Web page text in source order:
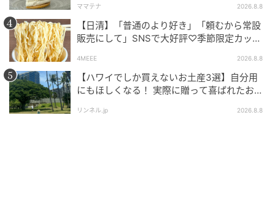
「Kaikadoチーズケーキセット」1950円〜
オープン当初からの「Kaikado チーズケーキ」は、那
ママテナ 2026.8.8
【日清】「普通のより好き」「頼むから常設
販売にして」SNSで大好評♡季節限定カップ
4MEEE 2026.8.8
【ハワイでしか買えないお土産3選】自分用
にもほしくなる！ 実際に贈って喜ばれたおす
リンネル.jp 2026.8.8